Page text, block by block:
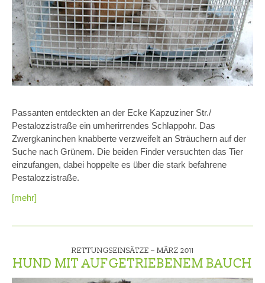
Passanten entdeckten an der Ecke Kapzuziner Str./
Pestalozzistraße ein umherirrendes Schlappohr. Das
Zwergkaninchen knabberte verzweifelt an Sträuchern auf der
Suche nach Grünem. Die beiden Finder versuchten das Tier
einzufangen, dabei hoppelte es über die stark befahrene
Pestalozzistraße.
[mehr]
RETTUNGSEINSÄTZE – MÄRZ 2011
HUND MIT AUFGETRIEBENEM BAUCH